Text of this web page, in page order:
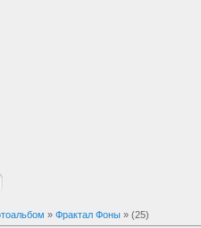
» Фрактал Фоны » (25)